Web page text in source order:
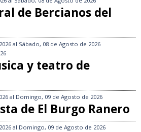
de Bercianos del
al Sábado, 08 de Agosto de 2026
y teatro de
al Domingo, 09 de Agosto de 2026
de El Burgo Ranero
al Domingo, 09 de Agosto de 2026